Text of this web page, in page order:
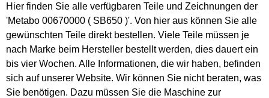
Hier finden Sie alle verfügbaren Teile und Zeichnungen der
'Metabo 00670000 ( SB650 )'. Von hier aus können Sie alle
gewünschten Teile direkt bestellen. Viele Teile müssen je
nach Marke beim Hersteller bestellt werden, dies dauert ein
bis vier Wochen. Alle Informationen, die wir haben, befinden
sich auf unserer Website. Wir können Sie nicht beraten, was
Sie benötigen. Dazu müssen Sie die Maschine zur